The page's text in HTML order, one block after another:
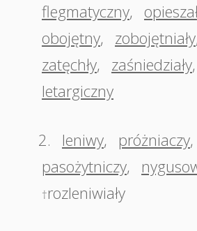
flegmatyczny,
obojętny, zobojętniały,
zatęchły, zaśniedziały,
letargiczny
2. leniwy, próżniaczy,
pasożytniczy,
†rozleniwiały